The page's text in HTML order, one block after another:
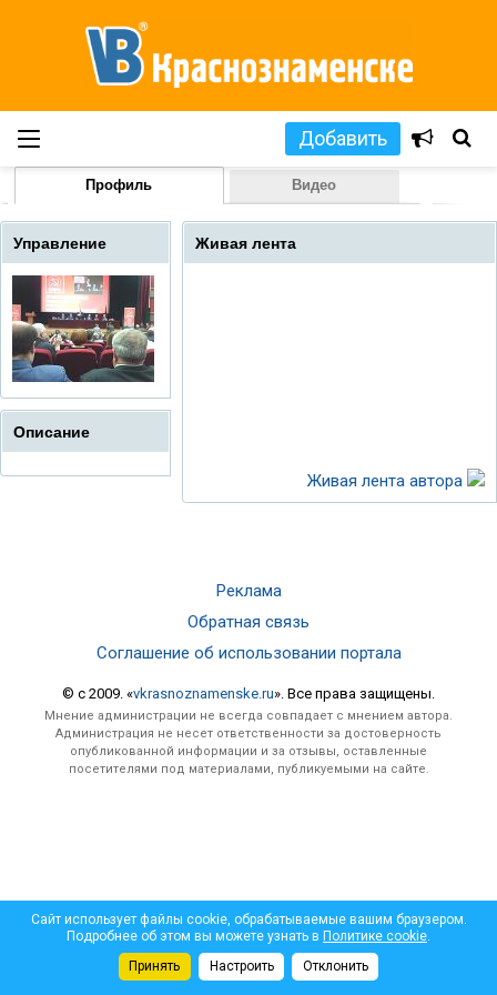
Добавить
Профиль Видео
Управление
Описание
Живая лента
Живая лента автора
Реклама
Обратная связь
Соглашение об использовании портала
© c 2009. «vkrasnoznamenske.ru». Все права защищены.
Мнение администрации не всегда совпадает с мнением автора.
Администрация не несет ответственности за достоверность
опубликованной информации и за отзывы, оставленные
посетителями под материалами, публикуемыми на сайте.
Сайт использует файлы cookie, обрабатываемые вашим браузером.
Подробнее об этом вы можете узнать в Политике cookie.
Принять
Настроить Отклонить